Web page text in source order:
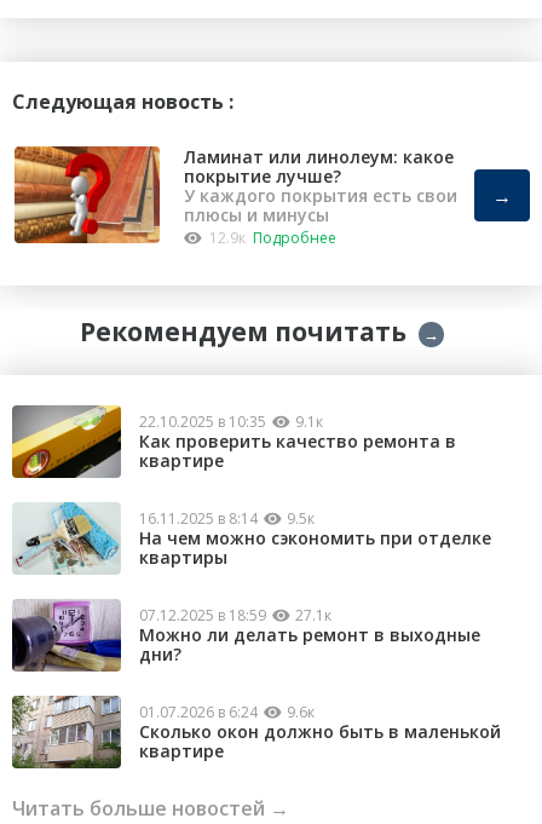
Следующая новость :
Ламинат или линолеум: какое
покрытие лучше?
У каждого покрытия есть свои
плюсы и минусы
12.9к Подробнее
→
Рекомендуем почитать →
22.10.2025 в 10:35 9.1к
Как проверить качество ремонта в
квартире
16.11.2025 в 8:14 9.5к
На чем можно сэкономить при отделке
квартиры
07.12.2025 в 18:59 27.1к
Можно ли делать ремонт в выходные
дни?
01.07.2026 в 6:24 9.6к
Сколько окон должно быть в маленькой
квартире
Читать больше новостей →